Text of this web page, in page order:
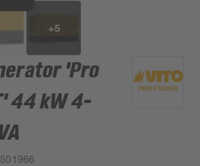
+5
'Pro
44 kW 4-